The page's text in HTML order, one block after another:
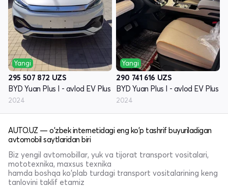
Yangi
295 507 872 UZS
BYD Yuan Plus I - avlod EV Plus
2024
Yangi
290 741 616 UZS
BYD Yuan Plus I - avlod EV Plus
2024
AUTO.UZ — o'zbek internetidagi eng ko'p tashrif buyuriladigan
avtomobil saytlaridan biri
Biz yengil avtomobillar, yuk va tijorat transport vositalari,
mototexnika, maxsus texnika
hamda boshqa ko'plab turdagi transport vositalarining keng
tanlovini taklif etamiz